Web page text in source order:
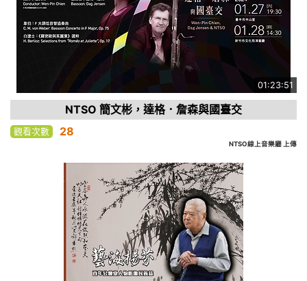
01:23:51
NTSO 簡文彬，達格．詹森與國臺交
觀看次數 28
NTSO線上音樂廳 上傳